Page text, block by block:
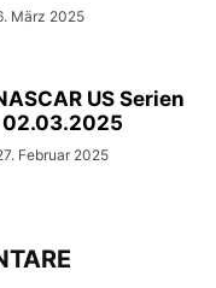
März 2025
US Serien
02.03.2025
Februar 2025